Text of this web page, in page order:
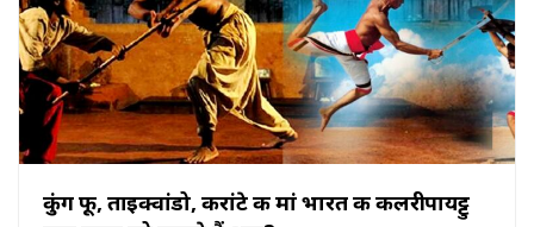
कुंग फू, ताइक्वांडो, करांटे की मां भारत की कलरीपायट्टु